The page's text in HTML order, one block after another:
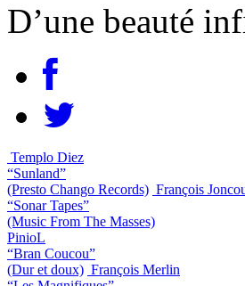
D’une beauté
Templo Diez
“Sunland”
(Presto Chango Records) François
“Sonar Tapes”
(Music From The Masses)
PinioL
“Bran Coucou”
(Dur et doux) François Merlin